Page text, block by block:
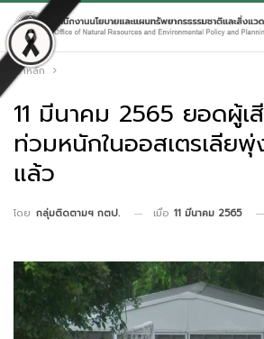
หน้าหลัก
11 มีนาคม 2565 ยอดผู้เ
ท่วมหนักในออสเตรเลีย
แล้ว
โดย กลุ่มติดตามฯ กตป. เมื่อ 11 มีนาคม 2565